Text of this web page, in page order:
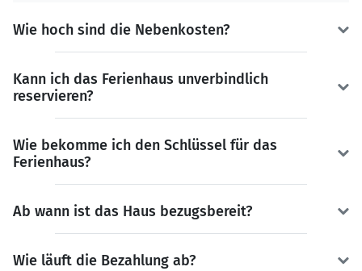
Wie hoch sind die Nebenkosten?
Kann ich das Ferienhaus unverbindlich
reservieren?
Wie bekomme ich den Schlüssel für das
Ferienhaus?
Ab wann ist das Haus bezugsbereit?
Wie läuft die Bezahlung ab?